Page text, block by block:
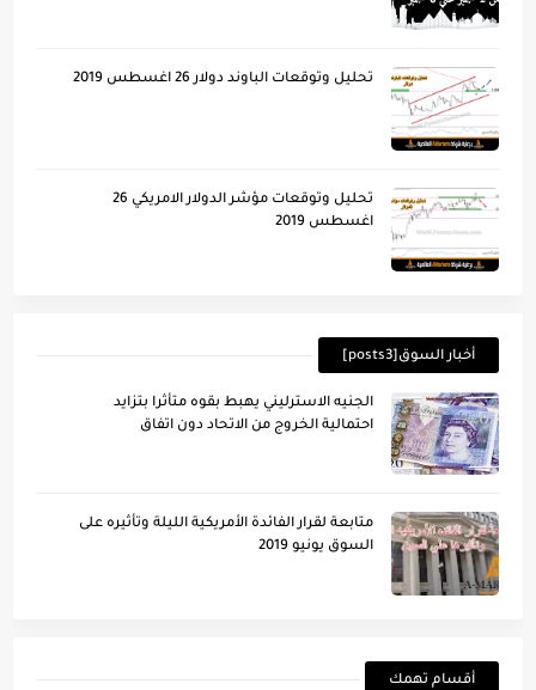
تحليل وتوقعات الباوند دولار 26 اغسطس 2019
تحليل وتوقعات مؤشر الدولار الامريكي 26
اغسطس 2019
أخبار السوق[posts3]
الجنيه الاسترليني يهبط بقوه متأثرا بتزايد
احتمالية الخروج من الاتحاد دون اتفاق
متابعة لقرار الفائدة الأمريكية الليلة وتأُثيره على
السوق يونيو 2019
أقسام تهمك